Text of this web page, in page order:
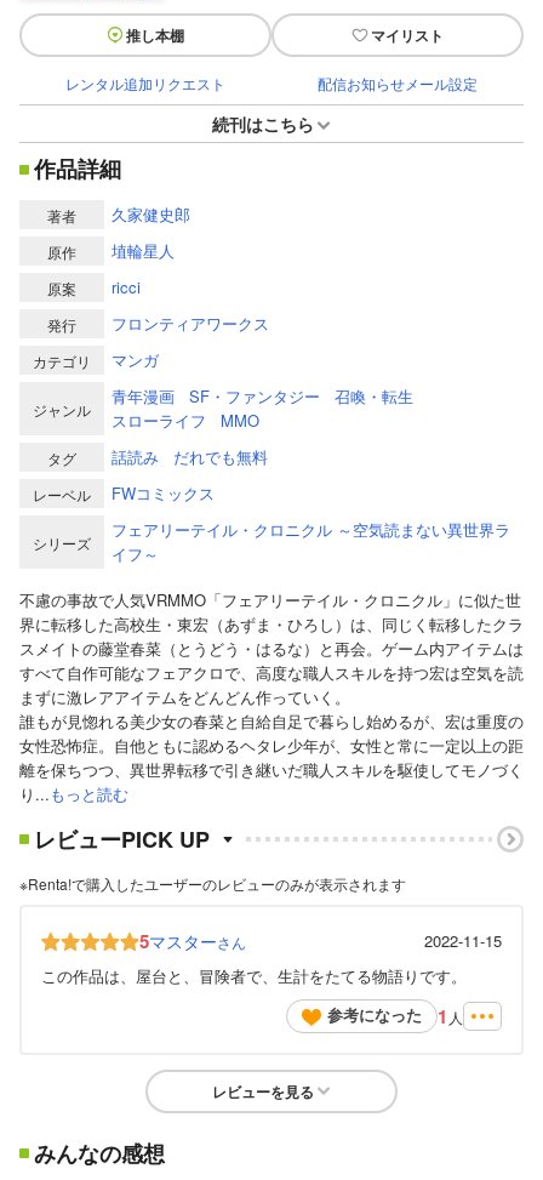
推し本棚 マイリスト
レンタル追加リクエスト 配信お知らせメール設定
続刊はこちら
作品詳細
著者 久家健史郎
原作 埴輪星人
原案 ricci
発行 フロンティアワークス
カテゴリ マンガ
ジャンル
青年漫画 SF・ファンタジー
召喚・転生
スローライフ
MMO
タグ 話読み だれでも無料
レーベル FWコミックス
シリーズ
フェアリーテイル・クロニクル ～空気読まない異世界ラ
イフ～
不慮の事故で人気VRMMO「フェアリーテイル・クロニクル」に似た世
界に転移した高校生・東宏（あずま・ひろし）は、同じく転移したクラ
スメイトの藤堂春菜（とうどう・はるな）と再会。ゲーム内アイテムは
すべて自作可能なフェアクロで、高度な職人スキルを持つ宏は空気を読
まずに激レアアイテムをどんどん作っていく。
誰もが見惚れる美少女の春菜と自給自足で暮らし始めるが、宏は重度の
女性恐怖症。自他ともに認めるヘタレ少年が、女性と常に一定以上の距
離を保ちつつ、異世界転移で引き継いだ職人スキルを駆使してモノづく
り...もっと読む
レビューPICK UP
※Renta!で購入したユーザーのレビューのみが表示されます
5マスターさん
2022-11-15
この作品は、屋台と、冒険者で、生計をたてる物語りです。
参考になった
1 人
レビューを見る
みんなの感想